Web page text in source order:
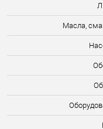
Масла,